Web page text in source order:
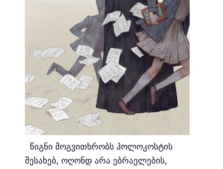
წიგნი მოგვითხრობს ჰოლოკოსტის
შესახებ, ოღონდ არა ებრაელების,